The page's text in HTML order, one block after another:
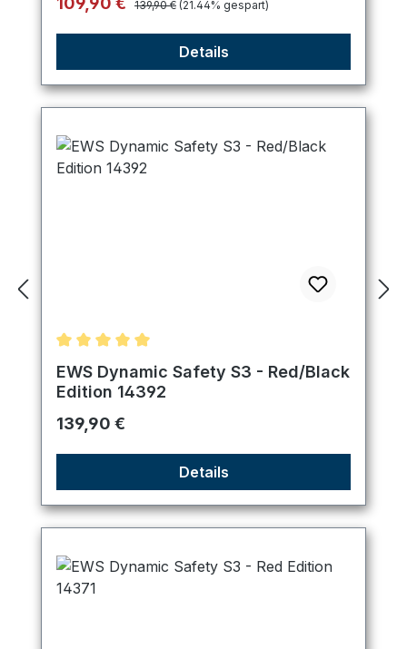
139,90 € (21.44% gespart)
Details
Durchschnittliche Bewertung von 5 von 5 Sternen
EWS Dynamic Safety S3 - Red/Black
Edition 14392
Regulärer Preis:
139,90 €
Details